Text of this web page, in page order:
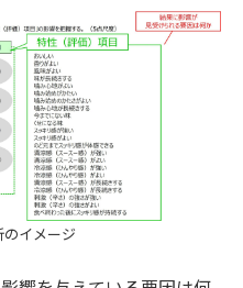
イメージ